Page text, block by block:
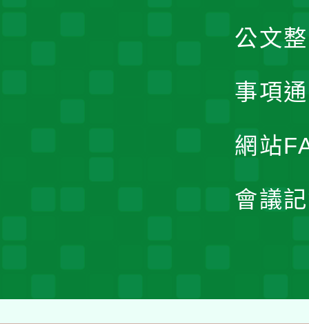
公文
事項
網站
會議